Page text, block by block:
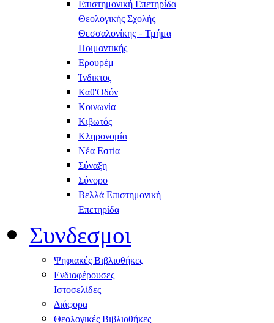
Επιστημονική Επετηρίδα
Θεολογικής Σχολής
Θεσσαλονίκης - Τμήμα
Ποιμαντικής
Ερουρέμ
Ίνδικτος
Καθ'Οδόν
Κοινωνία
Κιβωτός
Κληρονομία
Νέα Εστία
Σύναξη
Σύνορο
Βελλά Επιστημονική
Επετηρίδα
Συνδεσμοι
Ψηφιακές Βιβλιοθήκες
Ενδιαφέρουσες
Ιστοσελίδες
Διάφορα
Θεολογικές Βιβλιοθήκες